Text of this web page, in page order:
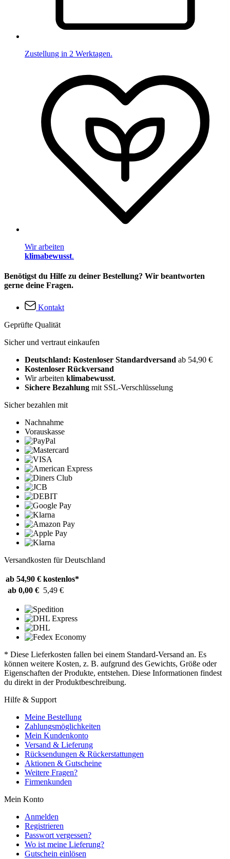
Zustellung in 2 Werktagen.
Wir arbeiten
klimabewusst.
Benötigst du Hilfe zu deiner Bestellung? Wir beantworten
gerne deine Fragen.
Kontakt
Geprüfte Qualität
Sicher und vertraut einkaufen
Deutschland: Kostenloser Standardversand ab 54,90 €
Kostenloser Rückversand
Wir arbeiten klimabewusst.
Sichere Bezahlung mit SSL-Verschlüsselung
Sicher bezahlen mit
Nachnahme
Vorauskasse
Versandkosten für Deutschland
ab 54,90 € kostenlos*
ab 0,00 € 5,49 €
* Diese Lieferkosten fallen bei einem Standard-Versand an. Es
können weitere Kosten, z. B. aufgrund des Gewichts, Größe oder
Eigenschaften der Produkte, entstehen. Diese Informationen findest
du direkt in der Produktbeschreibung.
Hilfe & Support
Meine Bestellung
Zahlungsmöglichkeiten
Mein Kundenkonto
Versand & Lieferung
Rücksendungen & Rückerstattungen
Aktionen & Gutscheine
Weitere Fragen?
Firmenkunden
Mein Konto
Anmelden
Registrieren
Passwort vergessen?
Wo ist meine Lieferung?
Gutschein einlösen